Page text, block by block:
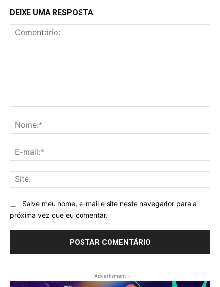
DEIXE UMA RESPOSTA
Salve meu nome, e-mail e site neste navegador para a
próxima vez que eu comentar.
- Advertisment -